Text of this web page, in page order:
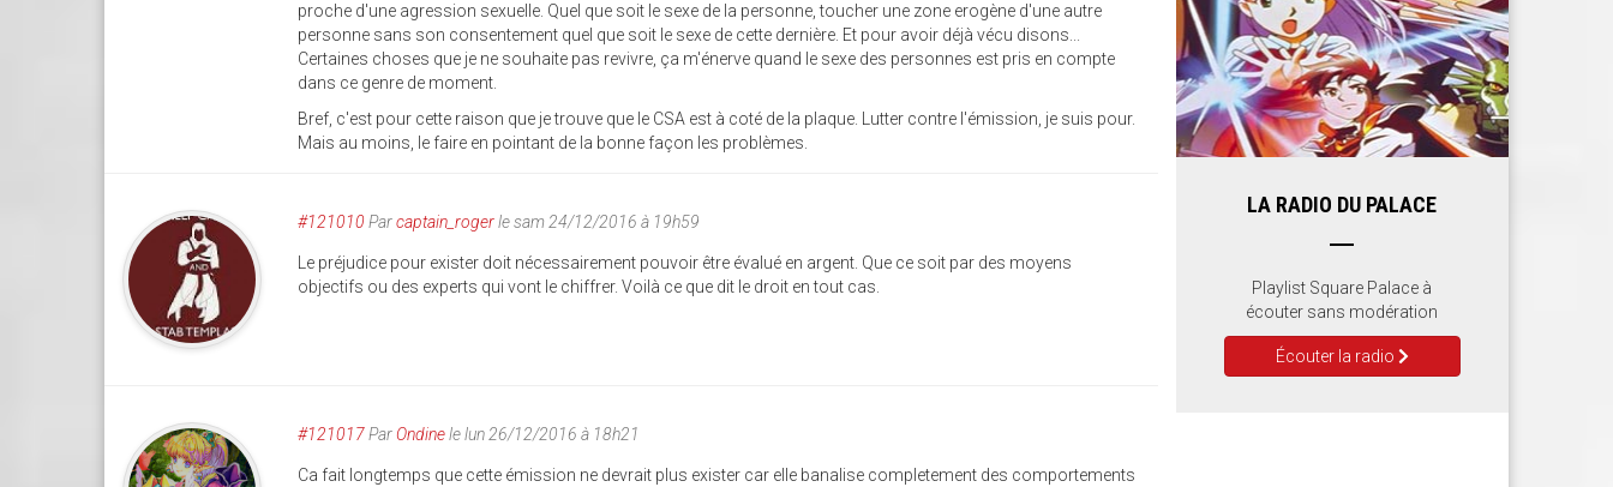
proche d'une agression sexuelle. Quel que soit le sexe de la personne, toucher une zone erogène d'une autre
personne sans son consentement quel que soit le sexe de cette dernière. Et pour avoir déjà vécu disons...
Certaines choses que je ne souhaite pas revivre, ça m'énerve quand le sexe des personnes est pris en compte
dans ce genre de moment.
Bref, c'est pour cette raison que je trouve que le CSA est à coté de la plaque. Lutter contre l'émission, je suis pour.
Mais au moins, le faire en pointant de la bonne façon les problèmes.
#121010 Parcaptain_rogerle sam 24/12/2016 à 19h59
Le préjudice pour exister doit nécessairement pouvoir être évalué en argent. Que ce soit par des moyens
objectifs ou des experts qui vont le chiffrer. Voilà ce que dit le droit en tout cas.
#121017ParOndinele lun 26/12/2016 à 18h21
Ca fait longtemps que cette émission ne devrait plus exister car elle banalise completement des comportements
LA RADIO DU PALACE
Playlist Square Palace à
écouter sans modération
Écouter la radio